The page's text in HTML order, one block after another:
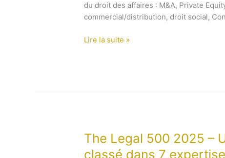
du droit des affaires : M&A, Private
commercial/distribution, droit social,
Lire la suite »
The Legal 500 2025 –
classé dans 7
The